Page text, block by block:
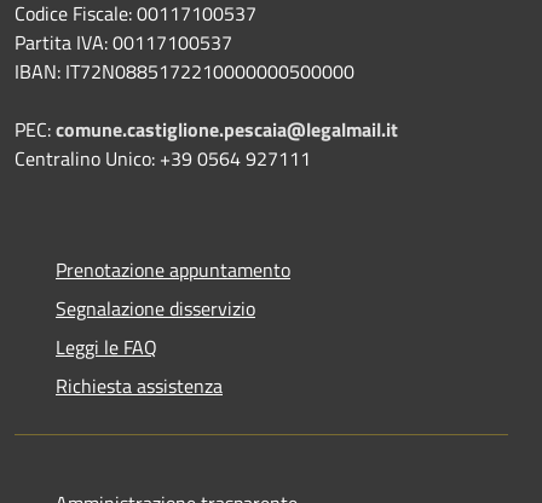
Codice Fiscale: 00117100537
Partita IVA: 00117100537
IBAN: IT72N0885172210000000500000
PEC:comune.castiglione.pescaia@legalmail.it
Centralino Unico: +39 0564 927111
Prenotazione appuntamento
Segnalazione disservizio
Leggi le FAQ
Richiesta assistenza